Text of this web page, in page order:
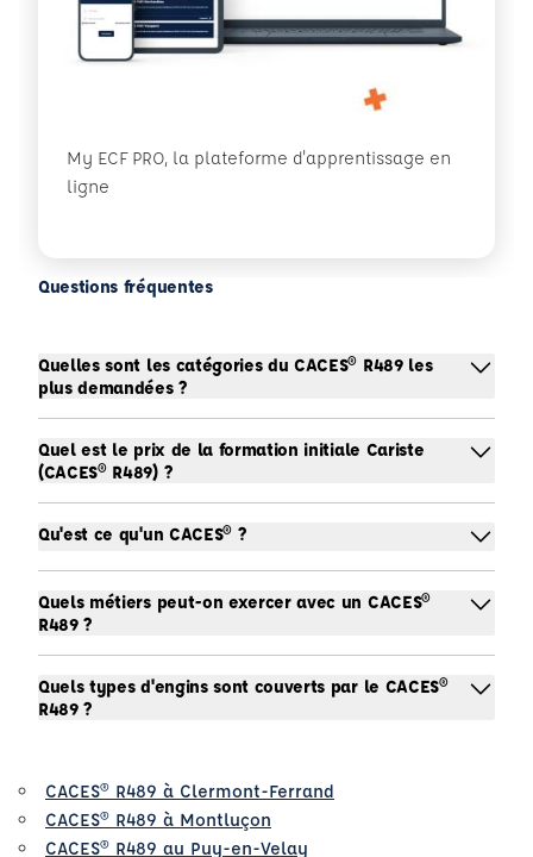
My ECF PRO, la plateforme d'apprentissage en
ligne
Questions fréquentes
Quelles sont les catégories du CACES® R489 les
plus demandées ?
Quel est le prix de la formation initiale Cariste
(CACES® R489) ?
Qu'est ce qu'un CACES® ?
Quels métiers peut-on exercer avec un CACES®
R489 ?
Quels types d'engins sont couverts par le CACES®
R489 ?
CACES® R489 à Clermont-Ferrand
CACES® R489 à Montluçon
CACES® R489 au Puy-en-Velay